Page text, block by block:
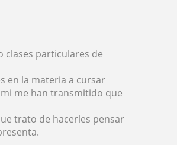
clases particulares de
en la materia a cursar
me han transmitido que
trato de hacerles pensar